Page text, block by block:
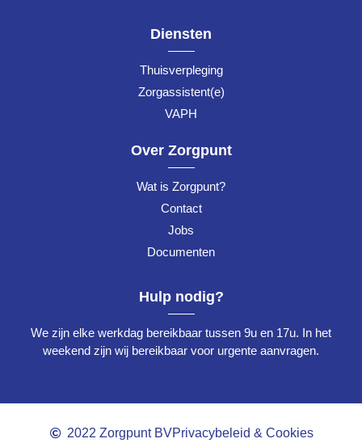
Diensten
Thuisverpleging
Zorgassistent(e)
VAPH
Over Zorgpunt
Wat is Zorgpunt?
Contact
Jobs
Documenten
Hulp nodig?
We zijn elke werkdag bereikbaar tussen 9u en 17u. In het
weekend zijn wij bereikbaar voor urgente aanvragen.
2022 Zorgpunt BVPrivacybeleid & Cookies